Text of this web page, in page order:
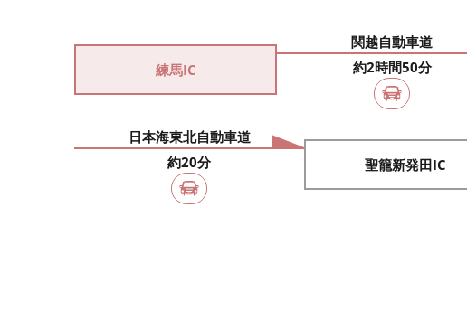
練馬IC
関越自動車道
約2時間50分
日本海東北自動車道
約20分
聖籠新発田IC